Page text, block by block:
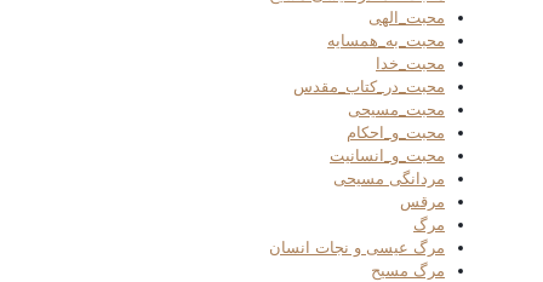
محبت_الهی
محبت_به_همسایه
محبت_خدا
محبت_در_کتاب_مقدس
محبت_مسیحی
محبت_و_احکام
محبت_و_انسانیت
مردانگی مسیحی
مرقس
مرگ
مرگ عیسی و نجات انسان
مرگ مسیح